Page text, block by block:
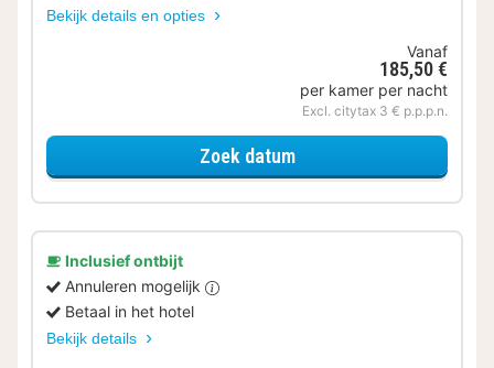
Bekijk details en opties
Vanaf
185,50 €
per kamer per nacht
Excl. citytax 3 € p.p.p.n.
Zoek datumvoor Samen genieten
Inclusief ontbijt
Annuleren mogelijk
Betaal in het hotel
Bekijk details